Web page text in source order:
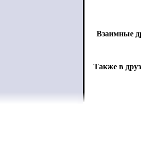
Взаимные
Также в